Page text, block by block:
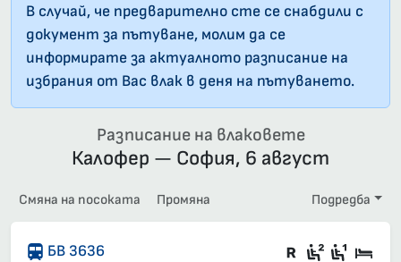
В случай, че предварително сте се снабдили с
документ за пътуване, молим да се
информирате за актуалното разписание на
избрания от Вас влак в деня на пътуването.
Разписание на влаковете
Калофер — София, 6 август
Смяна на посоката Промяна Подредба
БВ 3636 Влак със
Седящи